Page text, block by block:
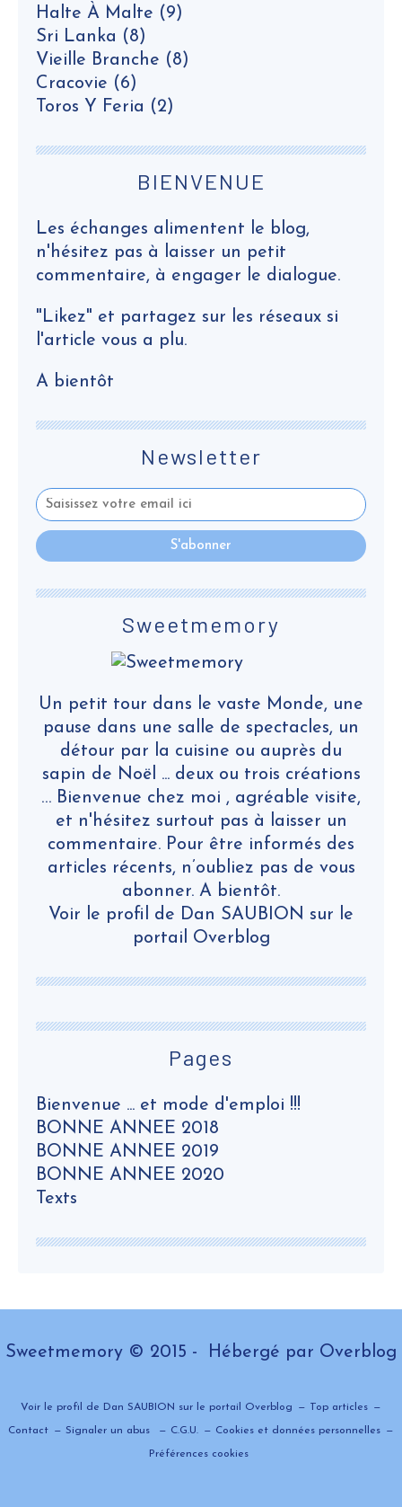
Newsletter
Halte À Malte (9)
Sri Lanka (8)
Vieille Branche (8)
Cracovie (6)
Toros Y Feria (2)
Pages
Bienvenue ... et mode d'emploi !!!
BONNE ANNEE 2018
BONNE ANNEE 2019
BONNE ANNEE 2020
Texts
Sweetmemory
Un petit tour dans le vaste Monde, une
pause dans une salle de spectacles, un
détour par la cuisine ou auprès du
sapin de Noël ... deux ou trois créations
… Bienvenue chez moi , agréable visite,
et n'hésitez surtout pas à laisser un
commentaire. Pour être informés des
articles récents, n’oubliez pas de vous
abonner. A bientôt.
Voir le profil de Dan SAUBION sur le
portail Overblog
BIENVENUE
Les échanges alimentent le blog,
n'hésitez pas à laisser un petit
commentaire, à engager le dialogue.
"Likez" et partagez sur les réseaux si
l'article vous a plu.
A bientôt
Sweetmemory © 2015 - Hébergé par Overblog
Voir le profil de Dan SAUBION sur le portail Overblog Top articles
Contact Signaler un abus C.G.U. Cookies et données personnelles
Préférences cookies